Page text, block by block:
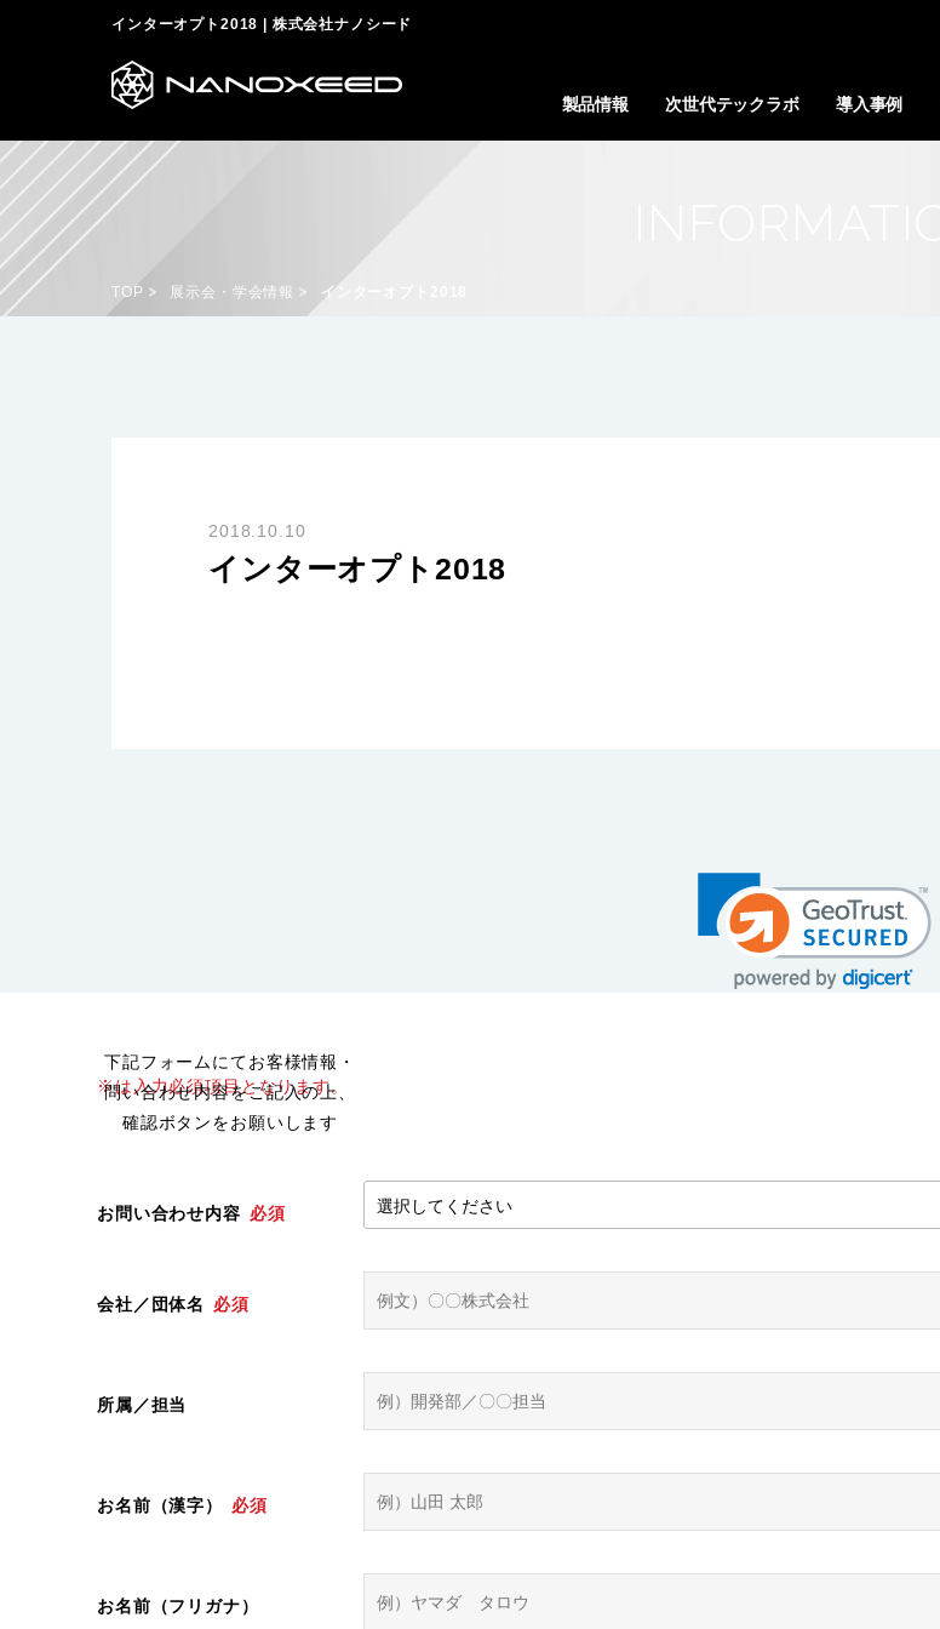
インターオプト2018 | 株式会社ナノシード
製品情報 次世代テックラボ 導入事例
TOP 展示会・学会情報 インターオプト2018
2018.10.10
インターオプト2018
※は入力必須項目となります。
下記フォームにてお客様情報・
問い合わせ内容をご記入の上、
確認ボタンをお願いします
お問い合わせ内容 必須
会社／団体名 必須
所属／担当
お名前（漢字） 必須
お名前（フリガナ）